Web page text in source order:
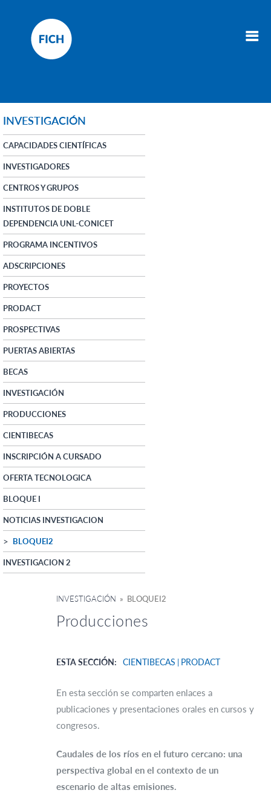
INVESTIGACIÓN
CAPACIDADES CIENTÍFICAS
INVESTIGADORES
CENTROS Y GRUPOS
INSTITUTOS DE DOBLE
DEPENDENCIA UNL-CONICET
PROGRAMA INCENTIVOS
ADSCRIPCIONES
PROYECTOS
PRODACT
PROSPECTIVAS
PUERTAS ABIERTAS
BECAS
INVESTIGACIÓN
PRODUCCIONES
CIENTIBECAS
INSCRIPCIÓN A CURSADO
OFERTA TECNOLOGICA
BLOQUE I
NOTICIAS INVESTIGACION
BLOQUEI2
INVESTIGACION 2
INVESTIGACIÓN » BLOQUEI2
Producciones
ESTA SECCIÓN: CIENTIBECAS PRODACT
En esta sección se comparten enlaces a
publicaciones y presentaciones orales en cursos y
congresos.
Caudales de los ríos en el futuro cercano: una
perspectiva global en el contexto de un
escenario de altas emisiones.